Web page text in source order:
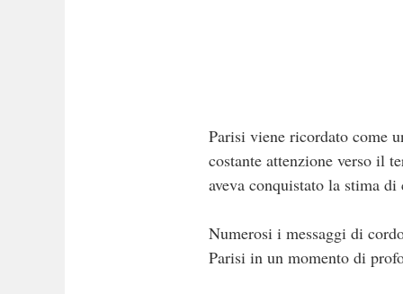
Parisi viene ricordato come
costante attenzione verso il
aveva conquistato la stima
Numerosi i messaggi di
Parisi in un momento di